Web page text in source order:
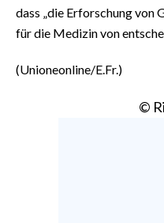
dass „die Erforschung von
für die Medizin von
(Unioneonline/E.Fr.)
©